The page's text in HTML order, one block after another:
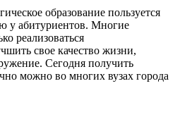
образование пользуется
у абитуриентов. Многие
реализоваться
свое качество жизни,
Сегодня получить
можно во многих вузах города